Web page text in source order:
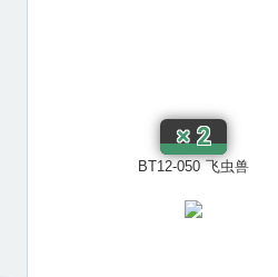
BT12-050 飞虫兽
×2